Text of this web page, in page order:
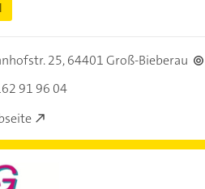
25,64401 Groß-Bieberau
91 96 04